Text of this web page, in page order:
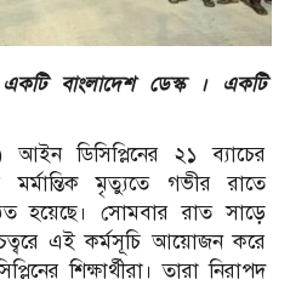
বাংলাদেশ ডেস্ক । একটি
আইন ডিসিপ্লিনের ২১ ব্যাচের
মর্মান্তিক মৃত্যুতে গভীর রাতে
হয়েছে। সোমবার রাত সাড়ে
চত্বরে এই কর্মসূচি আয়োজন করে
শিক্ষার্থীরা। তারা নিরাপদ